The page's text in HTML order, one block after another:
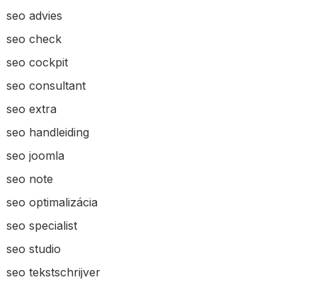
seo advies
seo check
seo cockpit
seo consultant
seo extra
seo handleiding
seo joomla
seo note
seo optimalizácia
seo specialist
seo studio
seo tekstschrijver